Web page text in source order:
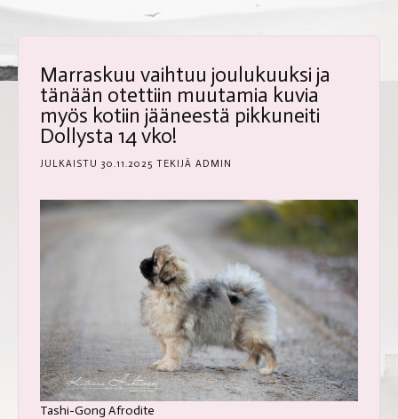
Marraskuu vaihtuu joulukuuksi ja
tänään otettiin muutamia kuvia
myös kotiin jääneestä pikkuneiti
Dollysta 14 vko!
JULKAISTU 30.11.2025 TEKIJÄ ADMIN
Tashi-Gong Afrodite